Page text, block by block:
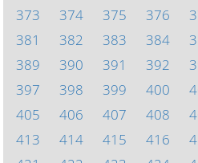
373
374 375 376
381
382 383 384
389
390 391 392
397
398 399 400
405
406 407 408
413
414 415 416